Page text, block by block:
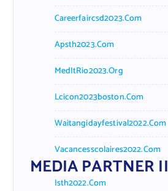
Careerfaircsd2023.com
Apsth2023.com
MedItRio2023.org
Lcicon2023boston.com
Waitangidayfestival2022.com
Vacancesscolaires2022.com
MEDIA PARTNER II
Isth2022.com